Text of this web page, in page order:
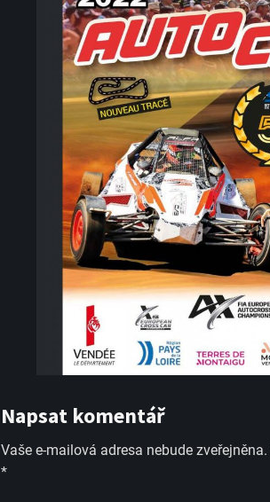
Napsat komentář
Vaše e-mailová adresa nebude zveřejněna.
*